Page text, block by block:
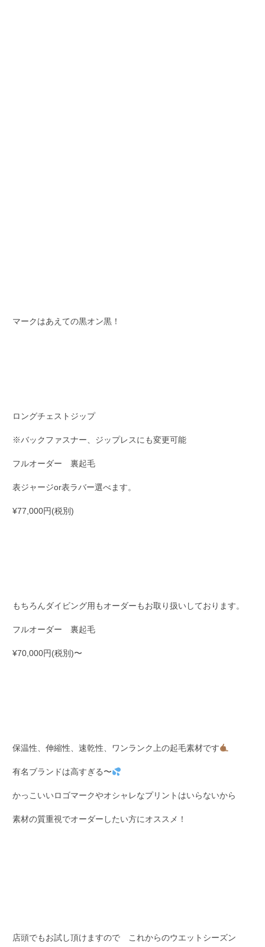
マークはあえての黒オン黒！
ロングチェストジップ
※バックファスナー、ジップレスにも変更可能
フルオーダー 裏起毛
表ジャージor表ラバー選べます。
¥77,000円(税別)
もちろんダイビング用もオーダーもお取り扱いしております。
フルオーダー 裏起毛
¥70,000円(税別)〜
保温性、伸縮性、速乾性、ワンランク上の起毛素材です
有名ブランドは高すぎる〜
かっこいいロゴマークやオシャレなプリントはいらないから
素材の質重視でオーダーしたい方にオススメ！
店頭でもお試し頂けますので これからのウエットシーズン